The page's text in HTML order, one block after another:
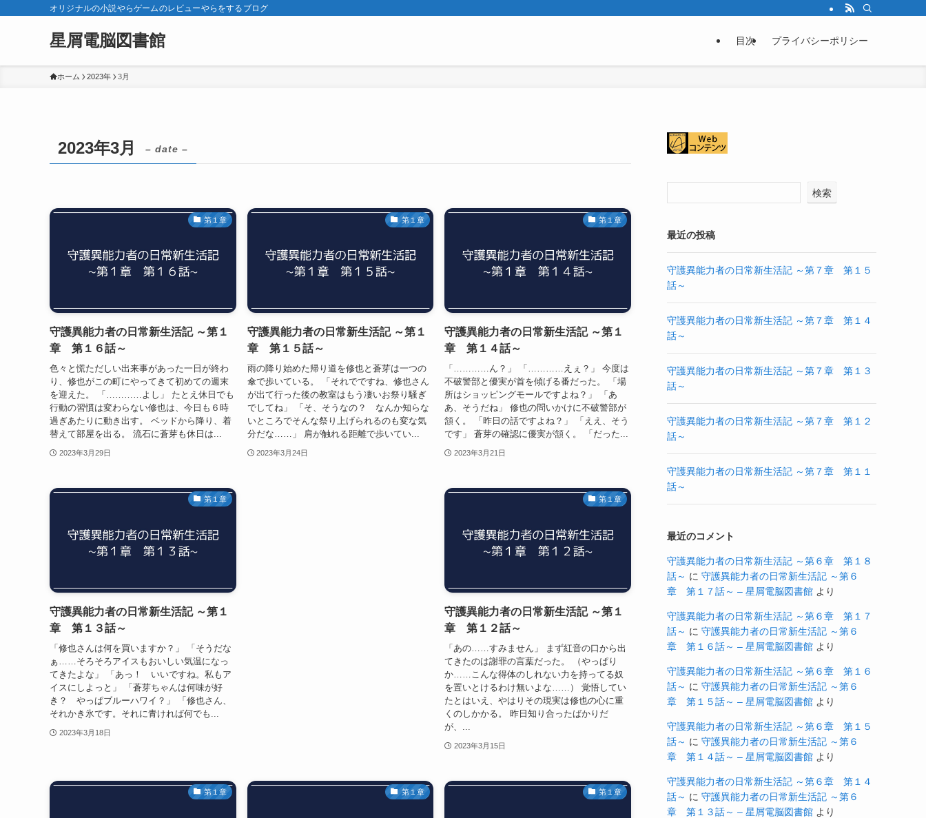
オリジナルの小説やらゲームのレビューやらをするブログ
星屑電脳図書館 目次 プライバシーポリシー
ホーム 2023年 3月
2023年3月 – date –
第１章
守護異能力者の日常新生活記 ～第１
章 第１６話～
色々と慌ただしい出来事があった一日が終わ
り、修也がこの町にやってきて初めての週末
を迎えた。 「…………よし」 たとえ休日でも
行動の習慣は変わらない修也は、今日も６時
過ぎあたりに動き出す。 ベッドから降り、着
替えて部屋を出る。 流石に蒼芽も休日は...
2023年3月29日
第１章
守護異能力者の日常新生活記 ～第１
章 第１５話～
雨の降り始めた帰り道を修也と蒼芽は一つの
傘で歩いている。 「それでですね、修也さん
が出て行った後の教室はもう凄いお祭り騒ぎ
でしてね」 「そ、そうなの？ なんか知らな
いところでそんな祭り上げられるのも変な気
分だな……」 肩が触れる距離で歩いてい...
2023年3月24日
第１章
守護異能力者の日常新生活記 ～第１
章 第１４話～
「…………ん？」 「…………えぇ？」 今度は
不破警部と優実が首を傾げる番だった。 「場
所はショッピングモールですよね？」 「あ
あ、そうだね」 修也の問いかけに不破警部が
頷く。 「昨日の話ですよね？」 「ええ、そう
です」 蒼芽の確認に優実が頷く。 「だった...
2023年3月21日
第１章
守護異能力者の日常新生活記 ～第１
章 第１３話～
「修也さんは何を買いますか？」 「そうだな
ぁ……そろそろアイスもおいしい気温になっ
てきたよな」 「あっ！ いいですね。私もア
イスにしよっと」 「蒼芽ちゃんは何味が好
き？ やっぱブルーハワイ？」 「修也さん、
それかき氷です。それに青ければ何でも...
2023年3月18日
第１章
守護異能力者の日常新生活記 ～第１
章 第１２話～
「あの……すみません」 まず紅音の口から出
てきたのは謝罪の言葉だった。 （やっぱり
か……こんな得体のしれない力を持ってる奴
を置いとけるわけ無いよな……） 覚悟してい
たとはいえ、やはりその現実は修也の心に重
くのしかかる。 昨日知り合ったばかりだ
が、...
2023年3月15日
第１章 第１章 第１章
検索
最近の投稿
守護異能力者の日常新生活記 ～第７章 第１５
話～
守護異能力者の日常新生活記 ～第７章 第１４
話～
守護異能力者の日常新生活記 ～第７章 第１３
話～
守護異能力者の日常新生活記 ～第７章 第１２
話～
守護異能力者の日常新生活記 ～第７章 第１１
話～
最近のコメント
守護異能力者の日常新生活記 ～第６章 第１８
話～ に 守護異能力者の日常新生活記 ～第６
章 第１７話～ – 星屑電脳図書館 より
守護異能力者の日常新生活記 ～第６章 第１７
話～ に 守護異能力者の日常新生活記 ～第６
章 第１６話～ – 星屑電脳図書館 より
守護異能力者の日常新生活記 ～第６章 第１６
話～ に 守護異能力者の日常新生活記 ～第６
章 第１５話～ – 星屑電脳図書館 より
守護異能力者の日常新生活記 ～第６章 第１５
話～ に 守護異能力者の日常新生活記 ～第６
章 第１４話～ – 星屑電脳図書館 より
守護異能力者の日常新生活記 ～第６章 第１４
話～ に 守護異能力者の日常新生活記 ～第６
章 第１３話～ – 星屑電脳図書館 より